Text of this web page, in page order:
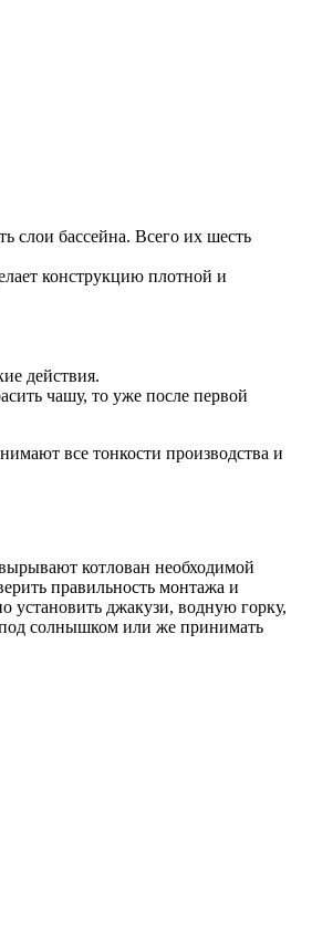
слои бассейна. Всего их шесть
конструкцию плотной и
действия.
чашу, то уже после первой
все тонкости производства и
котлован необходимой
правильность монтажа и
установить джакузи, водную горку,
под солнышком или же принимать